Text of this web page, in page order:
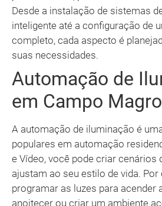
Desde a instalação de sistemas
inteligente até a configuração de
completo, cada aspecto é
suas necessidades.
Automação de
em Campo Magro
A automação de iluminação é
populares em automação
e Vídeo, você pode criar cenários
ajustam ao seu estilo de vida.
programar as luzes para acender
anoitecer ou criar um ambiente